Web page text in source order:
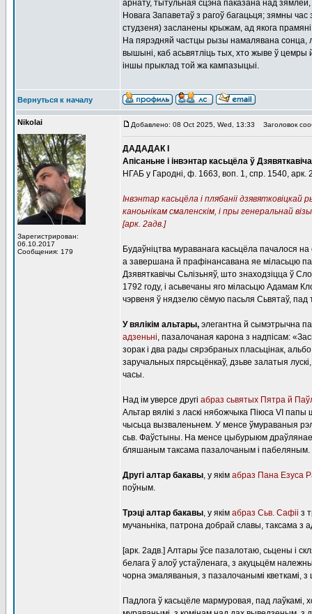
арнату, тытульная сцэна паказана над
Новага Запаветаў з рагоў багацьця; зямны
студзеня) засланены крыжам, ад якога
На пярэдняй частцы рызы намалявана сонца,
вышыні, каб асьвятліць тых, хто жыве ў
іншы прыклад той жа кампазыцыі.
Вернуться к началу
Nikolai
Зарегистрирован:
06.10.2017
Сообщения: 179
Добавлено: 08 Oct 2025, Wed, 13:33 Заголовок
ДАДАДАК I
Апісаньне і інвэнтар касьцёла ў
НГАБ у Гародні, ф. 1663, воп. 1, спр. 1540, арк.
Інвэнтар касьцёла і плябаніі
каноьнікам смаленскім, і пры генеральнай
[арк. 2адв.]
Будаўніцтва мураванага касьцёла пачалося на
а завершана й прафінансавана яе міласьцю
Дзявяткавічы Сьлізьняў, што знаходзіцца ў
1792 году, і асьвечаны яго міласьцю Адамам
чэрвеня ў нядзелю сёмую пасьля Сьвятаў,
У вялікім альтары, элегантна й сымэтрычна
адзеньні, пазалочаная карона з надпісам:
зорак і два рады сярэбраных пласьцінак,
заручальных пярсьцёнкаў, дзьве залатыя
часы.
Над ім уверсе другі абраз сьвятых Пятра й
Альтар вялікі з ласкі нябожчыка Піюса VІ
чысьца вызваленьнем. У менсе ўмураваныя
сьв. Фаўстыны. На менсе цыбурыюм
бляшаным таксама пазалочаным і пабеляным.
Другі алтар бакавы, у якім абраз Пана Езуса
поўным.
Трэці алтар бакавы, у якім абраз Сьв. Сафіі з
мучаньніка, патрона добрай славы, таксама з
[арк. 2адв.] Алтары ўсе пазалотаю, сьцены і
белага ў алоў устаўленага, з акуцьцём
чорна эмаляваныя, з пазалочанымі кветкамі,
Падлога ў касьцёле мармуровая, пад лаўкамі,